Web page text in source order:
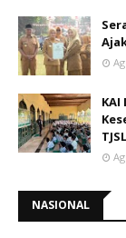
NASIONAL